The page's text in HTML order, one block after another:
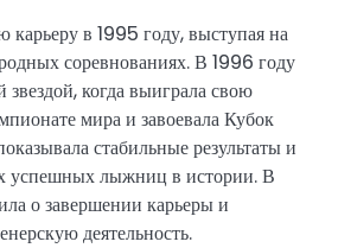
карьеру в 1995 году, выступая на
соревнованиях. В 1996 году
звездой, когда выиграла свою
мира и завоевала Кубок
стабильные результаты и
успешных лыжниц в истории. В
о завершении карьеры и
деятельность.